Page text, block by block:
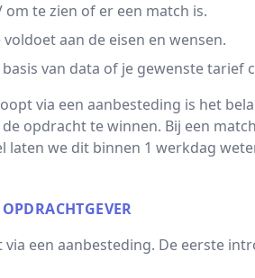
om te zien of er een match is.
aan de eisen en wensen.
van data of je gewenste tarief
via een aanbesteding is het
opdracht te winnen. Bij een
laten we dit binnen 1 werkdag
een aanbesteding. De eerste